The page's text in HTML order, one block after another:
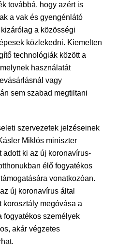
továbbá, hogy azért is
a vak és gyengénlátó
a közösségi
közlekedni. Kiemelten
technológiák között a
használatát
vagy
sem szabad megtiltani
szervezetek jelzéseinek
Miklós miniszter
adott ki az új koronavírus-
élő fogyatékos
vonatkozóan.
új koronavírus által
korosztály megóvása a
fogyatékos személyek
akár végzetes